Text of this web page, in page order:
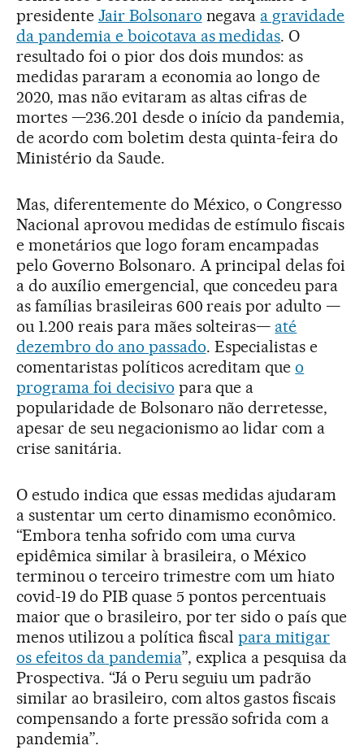
presidente Jair Bolsonaro negava a gravidade
da pandemia e boicotava as medidas. O
resultado foi o pior dos dois mundos: as
medidas pararam a economia ao longo de
2020, mas não evitaram as altas cifras de
mortes —236.201 desde o início da pandemia,
de acordo com boletim desta quinta-feira do
Ministério da Saude.
Mas, diferentemente do México, o Congresso
Nacional aprovou medidas de estímulo fiscais
e monetários que logo foram encampadas
pelo Governo Bolsonaro. A principal delas foi
a do auxílio emergencial, que concedeu para
as famílias brasileiras 600 reais por adulto —
ou 1.200 reais para mães solteiras— até
dezembro do ano passado. Especialistas e
comentaristas políticos acreditam queo
programa foi decisivo para que a
popularidade de Bolsonaro não derretesse,
apesar de seu negacionismo ao lidar com a
crise sanitária.
O estudo indica que essas medidas ajudaram
a sustentar um certo dinamismo econômico.
“Embora tenha sofrido com uma curva
epidêmica similar à brasileira, o México
terminou o terceiro trimestre com um hiato
covid-19 do PIB quase 5 pontos percentuais
maior que o brasileiro, por ter sido o país que
menos utilizou a política fiscalpara mitigar
os efeitos da pandemia”, explica a pesquisa da
Prospectiva. “Já o Peru seguiu um padrão
similar ao brasileiro, com altos gastos fiscais
compensando a forte pressão sofrida com a
pandemia”.